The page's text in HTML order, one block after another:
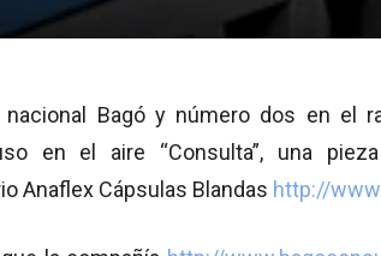
nacional Bagó y número dos en el
en el aire “Consulta”, una
Anaflex Cápsulas Blandas http://